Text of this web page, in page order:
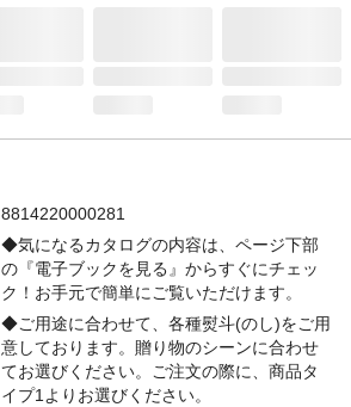
8814220000281
◆気になるカタログの内容は、ページ下部
の『電子ブックを見る』からすぐにチェッ
ク！お手元で簡単にご覧いただけます。
◆ご用途に合わせて、各種熨斗(のし)をご用
意しております。贈り物のシーンに合わせ
てお選びください。ご注文の際に、商品タ
イプ1よりお選びください。